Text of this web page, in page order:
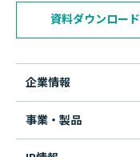
資料ダウンロード
企業情報
事業・製品